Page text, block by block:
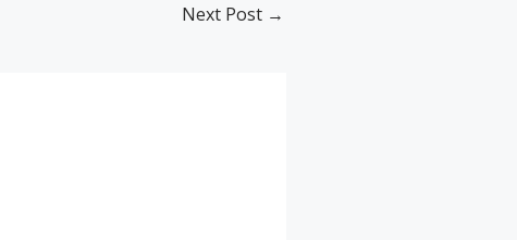
Next Post →